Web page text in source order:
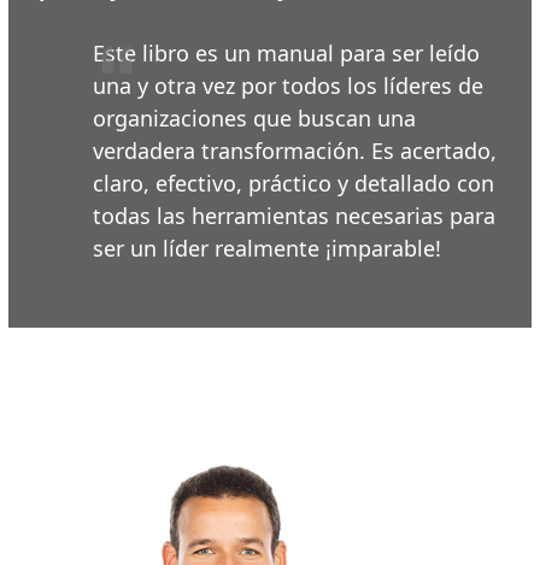
Este libro es un manual para ser leído
una y otra vez por todos los líderes de
organizaciones que buscan una
verdadera transformación. Es acertado,
claro, efectivo, práctico y detallado con
todas las herramientas necesarias para
ser un líder realmente ¡imparable!